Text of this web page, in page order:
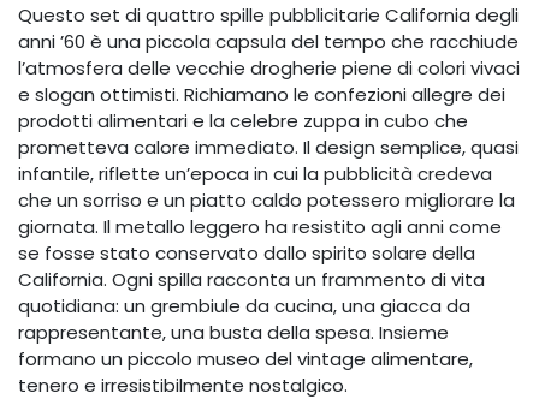
Questo set di quattro spille pubblicitarie California degli
anni ’60 è una piccola capsula del tempo che racchiude
l’atmosfera delle vecchie drogherie piene di colori vivaci
e slogan ottimisti. Richiamano le confezioni allegre dei
prodotti alimentari e la celebre zuppa in cubo che
prometteva calore immediato. Il design semplice, quasi
infantile, riflette un’epoca in cui la pubblicità credeva
che un sorriso e un piatto caldo potessero migliorare la
giornata. Il metallo leggero ha resistito agli anni come
se fosse stato conservato dallo spirito solare della
California. Ogni spilla racconta un frammento di vita
quotidiana: un grembiule da cucina, una giacca da
rappresentante, una busta della spesa. Insieme
formano un piccolo museo del vintage alimentare,
tenero e irresistibilmente nostalgico.